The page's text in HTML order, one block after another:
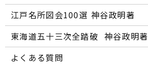
江戸名所図会100選―― 神谷政明著
東海道五十三次全踏破 ―― 神谷政明著
よくある質問